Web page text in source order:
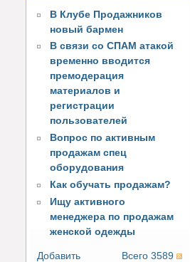
В Клубе Продажников
новый бармен
В связи со СПАМ атакой
временно вводится
премодерация
материалов и
регистрации
пользователей
Вопрос по активным
продажам спец
оборудования
Как обучать продажам?
Ищу активного
менеджера по продажам
женской одежды
Всего 3589
Добавить